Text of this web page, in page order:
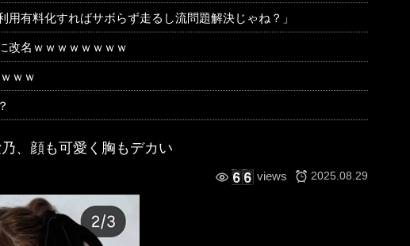
用有料化すればサボらず走るし流問題解決じゃね？」
改名ｗｗｗｗｗｗｗｗ
ｗｗ
、顔も可愛く胸もデカい
views 2025.08.29